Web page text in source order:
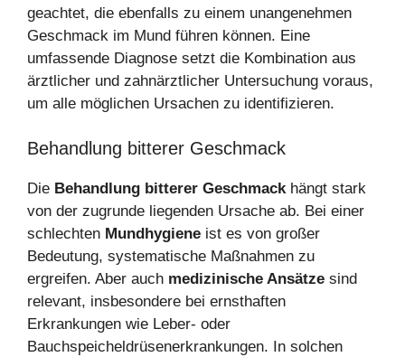
geachtet, die ebenfalls zu einem unangenehmen
Geschmack im Mund führen können. Eine
umfassende Diagnose setzt die Kombination aus
ärztlicher und zahnärztlicher Untersuchung voraus,
um alle möglichen Ursachen zu identifizieren.
Behandlung bitterer Geschmack
Die Behandlung bitterer Geschmackhängt stark
von der zugrunde liegenden Ursache ab. Bei einer
schlechten Mundhygiene ist es von großer
Bedeutung, systematische Maßnahmen zu
ergreifen. Aber auch medizinische Ansätze sind
relevant, insbesondere bei ernsthaften
Erkrankungen wie Leber- oder
Bauchspeicheldrüsenerkrankungen. In solchen